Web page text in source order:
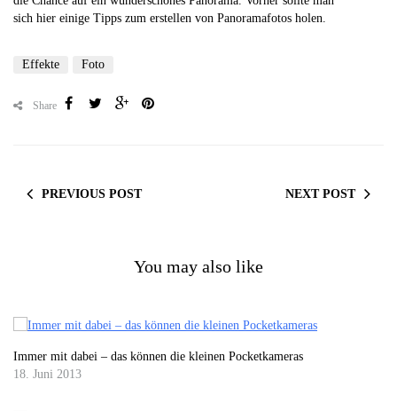
sich hier einige Tipps zum erstellen von Panoramafotos holen.
Effekte Foto
Share
PREVIOUS POST NEXT POST
You may also like
Immer mit dabei – das können die kleinen Pocketkameras
18. Juni 2013